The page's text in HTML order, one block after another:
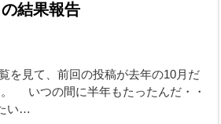
結果報告
を見て、前回の投稿が去年の10月だ
いつの間に半年もたったんだ・・
い…